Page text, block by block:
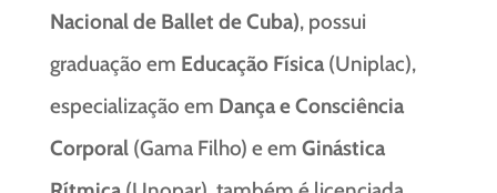
Nacional de Ballet de Cuba), possui
graduação em Educação Física(Uniplac),
especialização em Dança e Consciência
Corporal(Gama Filho) e em Ginástica